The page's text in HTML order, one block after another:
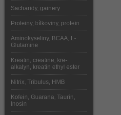
Sacharidy, gainery
Proteiny, bílkoviny, protein
Aminokyseliny, BCAA, L-
Glutamine
Kreatin, creatine, kre-
alkalyn, kreatin ethyl ester
Nitrix, Tribulus, HMB
Kofein, Guarana, Taurin,
Inosin